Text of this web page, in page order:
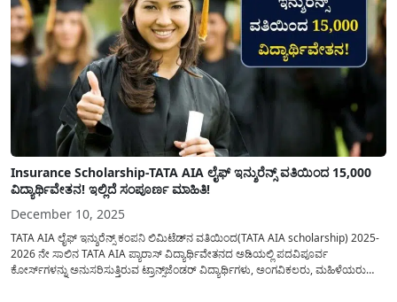
Insurance Scholarship-TATA AIA ಲೈಫ್ ಇನ್ಶುರೆನ್ಸ್ ವತಿಯಿಂದ 15,000
ವಿದ್ಯಾರ್ಥಿವೇತನ! ಇಲ್ಲಿದೆ ಸಂಪೂರ್ಣ ಮಾಹಿತಿ!
December 10, 2025
TATA AIA ಲೈಫ್ ಇನ್ಶುರೆನ್ಸ್ ಕಂಪನಿ ಲಿಮಿಟೆಡ್‌ನ ವತಿಯಿಂದ(TATA AIA scholarship) 2025-
2026 ನೇ ಸಾಲಿನ TATA AIA ಪ್ಯಾರಾಸ್ ವಿದ್ಯಾರ್ಥಿವೇತನದ ಅಡಿಯಲ್ಲಿ ಪದವಿಪೂರ್ವ
ಕೋರ್ಸ್‌ಗಳನ್ನು ಅನುಸರಿಸುತ್ತಿರುವ ಟ್ರಾನ್ಸ್‌ಜೆಂಡರ್ ವಿದ್ಯಾರ್ಥಿಗಳು, ಅಂಗವಿಕಲರು, ಮಹಿಳೆಯರು